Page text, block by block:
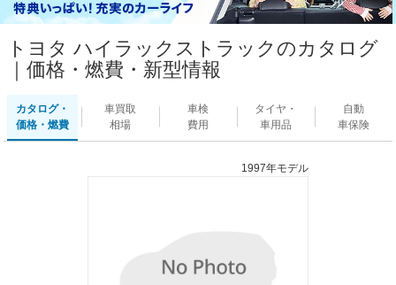
トヨタ ハイラックストラックのカタログ
｜価格・燃費・新型情報
カタログ・
価格・燃費
車買取
相場
車検
費用
タイヤ・
車用品
自動
車保険
1997年モデル